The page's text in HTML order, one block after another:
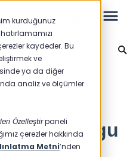
kurduğunuz
kaydeder. Bu
ve
ya da diğer
analiz ve ölçümler
Özelleştirpaneli
çerezler hakkında
Metni’nden
"Duygu